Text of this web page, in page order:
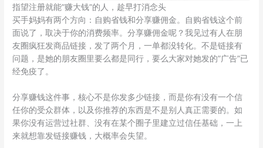
指望注册就能”赚大钱”的人，趁早打消念头
买手妈妈有两个方向：自购省钱和分享赚佣金。自购省钱这个前
面说了，取决于你的消费频率。分享赚佣金呢？我见过有人在朋
友圈疯狂发商品链接，发了两个月，一单都没转化。不是链接有
问题，是她的朋友圈里要么都是同行，要么大家对她发的”广告”已
经免疫了。
分享赚钱这件事，核心不是你发多少链接，而是你有没有一个信
任你的受众群体，以及你推荐的东西是不是别人真正需要的。如
果你没有运营过社群、没有在某个圈子里建立过信任基础，一上
来就想靠发链接赚钱，大概率会失望。